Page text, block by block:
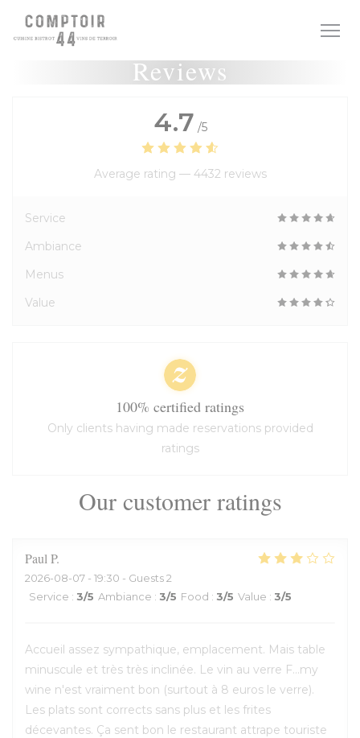
Personalizing your cookie choices
Reviews
Our customer ratings
Paul P
2026-08-07 - 19:30 - Guests 2
Service : 3/5 Ambiance : 3/5 Food : 3/5 Value : 3/5
Accueil assez sympathique, emplacement. Mais table
minuscule et très très inclinée. Le vin au verre F...my
wine n'est vraiment bon (surtout à 8 euros le verre).
Les plats sont corrects sans plus et les frites
décevantes. Ça sent bon le restaurant attrape touriste
4.7 /5
Average rating — 4432 reviews
Service
Ambiance
Menus
Value
100% certified ratings
Only clients having made reservations provided
ratings